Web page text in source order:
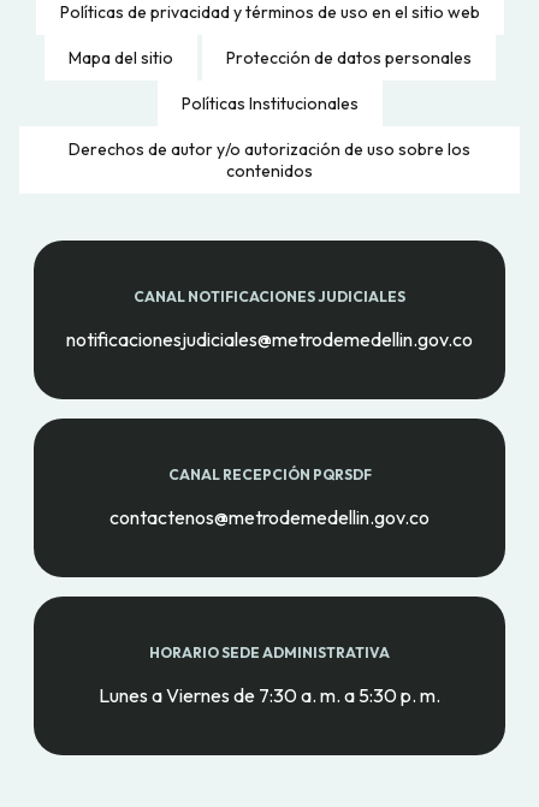
Políticas de privacidad y términos de uso en el sitio web
Mapa del sitio Protección de datos personales
Políticas Institucionales
Derechos de autor y/o autorización de uso sobre los
contenidos
CANAL NOTIFICACIONES JUDICIALES
notificacionesjudiciales@metrodemedellin.gov.co
CANAL RECEPCIÓN PQRSDF
contactenos@metrodemedellin.gov.co
HORARIO SEDE ADMINISTRATIVA
Lunes a Viernes de 7:30 a. m. a 5:30 p. m.